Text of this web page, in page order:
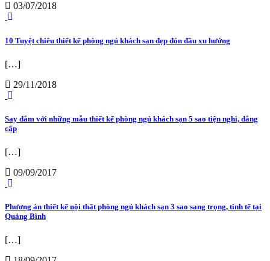
03/07/2018
10 Tuyệt chiêu thiết kế phòng ngủ khách sạn đẹp đón đầu xu hướng
[…]
29/11/2018
Say đắm với những mẫu thiết kế phòng ngủ khách sạn 5 sao tiện nghi, đẳng
cấp
[…]
09/09/2017
Phương án thiết kế nội thất phòng ngủ khách sạn 3 sao sang trọng, tinh tế tại
Quảng Bình
[…]